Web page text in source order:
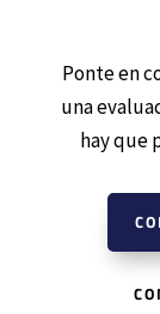
Ponte en
una
hay que